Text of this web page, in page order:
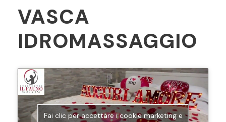
VASCA
IDROMASSAGGIO
Fai clic per accettare i cookie marketing e